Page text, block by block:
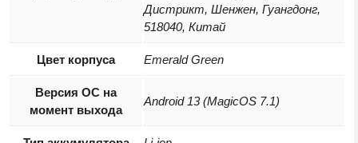
Дистрикт, Шенжен, Гуангдонг,
518040, Китай
Цвет корпуса Emerald Green
Версия ОС на
момент выхода
Android 13 (MagicOS 7.1)